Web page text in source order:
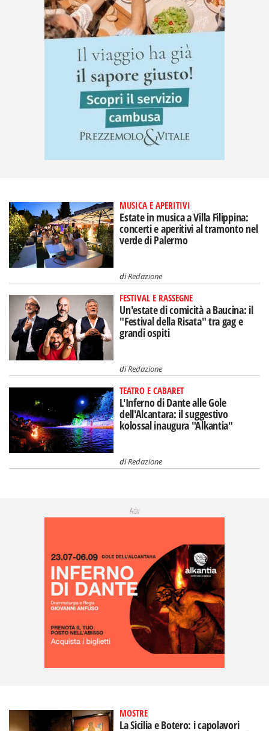
MUSICA E APERITIVI
Estate in musica a Villa Filippina:
concerti e aperitivi al tramonto nel
verde di Palermo
diRedazione
FESTIVAL E RASSEGNE
Un'estate di comicità a Baucina: il
"Festival della Risata" tra gag e
grandi ospiti
diRedazione
TEATRO E CABARET
L'Inferno di Dante alle Gole
dell'Alcantara: il suggestivo
kolossal inaugura "Alkantia"
diRedazione
Adv
MOSTRE
La Sicilia e Botero: i capolavori